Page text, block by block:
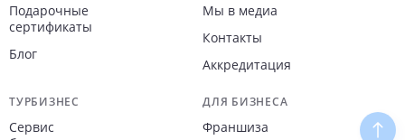
Подарочные
сертификаты
Блог
Мы в медиа
Контакты
Аккредитация
ТУРБИЗНЕС
Сервис
ДЛЯ БИЗНЕСА
Франшиза